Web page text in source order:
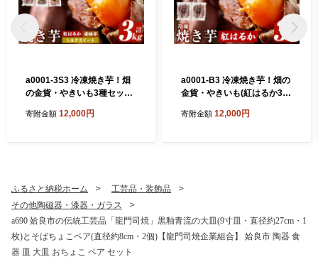
a0001-3S3 冷凍焼き芋！畑
の金貨・やきいも3種セット
シルクスイート1kg)【甘いも
寄附金額 12,000円
a0001-B3 冷凍焼き芋！畑の
金貨・やきいも(紅はるか3k
焼き芋 訳あり 冷凍 焼芋 やき
寄附金額 12,000円
ふるさと納税ホーム
工芸品・装飾品
その他陶磁器・漆器・ガラス
a690 姶良市の伝統工芸品「龍門司焼」黒釉青流の大皿(9寸皿・直径約27cm・1
枚)とそばちょこペア(直径約8cm・2個)【龍門司焼企業組合】 姶良市 陶器 食
器 皿 大皿 おちょこ ペア セット